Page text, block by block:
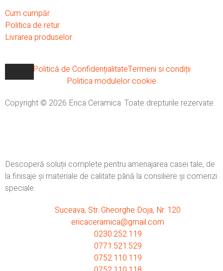
Cum cumpăr
Politica de retur
Livrarea produselor
Politică de ConfidențialitateTermeni si condiții
Politica modulelor cookie
Copyright © 2026 Erica Ceramica. Toate drepturile rezervate.
Descoperă soluții complete pentru amenajarea casei tale, de
la finisaje și materiale de calitate până la consiliere și comenzi
speciale.
Suceava, Str. Gheorghe Doja, Nr. 120
ericaceramica@gmail.com
0230.252.119
0771.521.529
0752.110.119